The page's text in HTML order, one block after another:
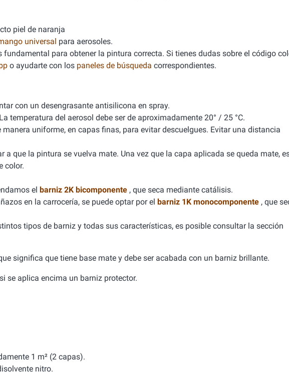
piel de naranja
universal para aerosoles.
para obtener la pintura correcta. Si tienes dudas sobre el código
o ayudarte con los paneles de búsqueda correspondientes.
con un desengrasante antisilicona en spray.
temperatura del aerosol debe ser de aproximadamente 20° / 25 °C.
uniforme, en capas finas, para evitar descuelgues. Evitar una distancia
a que la pintura se vuelva mate. Una vez que la capa aplicada se queda mate,
color.
el barniz 2K bicomponente , que seca mediante catálisis.
en la carrocería, se puede optar por el barniz 1K monocomponente , que
tipos de barniz y todas sus características, es posible consultar la sección
significa que tiene base mate y debe ser acabada con un barniz brillante.
se aplica encima un barniz protector.
1 m² (2 capas).
nitro.